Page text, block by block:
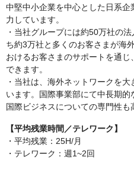
中堅中小企業を中心とした日系
力しています。
・当社グループには約50万社の
ち約3万社と多くのお客さまが海
おけるお客さまのサポートを通
できます。
・当社は、海外ネットワークを
います。国際事業部にて中長期的
国際ビジネスについての専門性も
【平均残業時間／テレワーク】
・平均残業：25H/月
・テレワーク：週1~2回